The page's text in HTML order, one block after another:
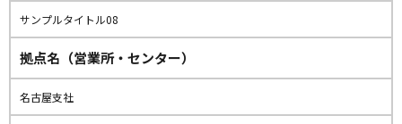
サンプルタイトル08
拠点名（営業所・センター）
名古屋支社